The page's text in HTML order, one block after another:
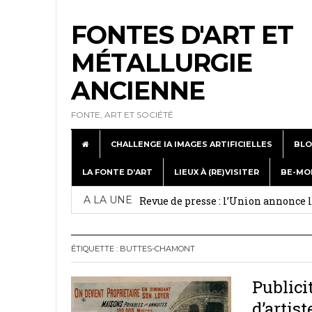
FONTES D'ART ET
MÉTALLURGIE
ANCIENNE
FONTE, ART ET SOCIÉTÉ
CHALLENGE IA IMAGES ARTIFICIELLES
LA FONTE D’ART LIEUX À (RE)VISITER BE-
A LA UNE
Exposition de Dommartin-le-Franc
Revue de presse : l’Union
A la journée Portes Ouvertes à
juillet 5, 2026
Revue de web : Les statues du
ÉTIQUETTE : BUTTES-CHAMONT